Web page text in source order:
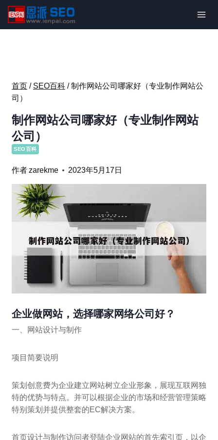
内
首页 / SEO百科 / 制作网站公司哪家好（专业制作网站公
司）
制作网站公司哪家好（专业制作网站
公司）
SEO百科
作者zarekme 2023年5月17日
企业做网站，选择哪家网络公司好？
一、网站设计与制作
项目简要说明
策划创意费为企业建立网站树立企业形象，展现互联网独
特的优势与特点。并可以根据企业的市场和经营管理策略
特别策划并提供整套的EC解决方案。
首页设计与制作访问者登陆企业网站的首先索引页，以企